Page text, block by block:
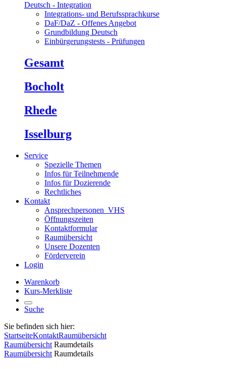
Deutsch - Integration
Integrations- und Berufssprachkurse
DaF/DaZ - Offenes Angebot
Grundbildung Deutsch
Einbürgerungstests - Prüfungen
Gesamt
Bocholt
Rhede
Isselburg
Service
Spezielle Themen
Infos für Teilnehmende
Infos für Dozierende
Rechtliches
Kontakt
Ansprechpersonen_VHS
Öffnungszeiten
Kontaktformular
Raumübersicht
Unsere Dozenten
Förderverein
Login
Warenkorb
Kurs-Merkliste
Suche
Sie befinden sich hier:
StartseiteKontaktRaumübersicht
Raumübersicht Raumdetails
Raumübersicht Raumdetails